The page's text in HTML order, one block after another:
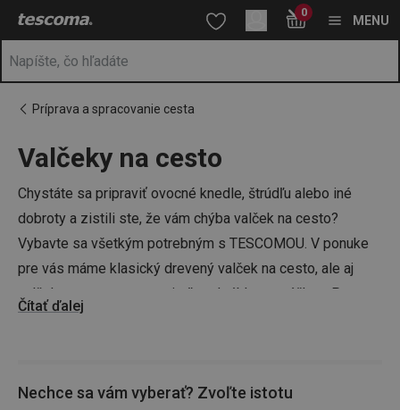
Nachádzate sa na stránke Valčeky na cesto 🍕 - pomôcky na
Prejsť na hlavný obsah
Prejsť na vyhľadávanie
Prejsť na navigáciu 0
MENU
Príprava a spracovanie cesta
Valčeky na cesto
Chystáte sa pripraviť ovocné knedle, štrúdľu alebo iné
dobroty a zistili ste, že vám chýba valček na cesto?
Vybavte sa všetkým potrebným s TESCOMOU. V ponuke
pre vás máme klasický drevený valček na cesto, ale aj
valček na cesto s nastaviteľnou hrúbkou a výškou. Potom
sa už len stačí presvedčiť, či máte tie správne
Čítať ďalej
Nechce sa vám vyberať? Zvoľte istotu